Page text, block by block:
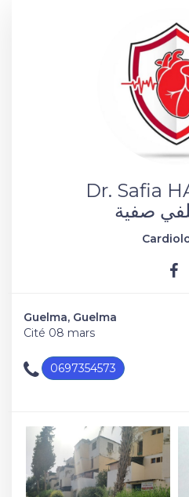
Dr. Safia
صفية
Guelma, Guelma
Cité 08 mars
0697354573